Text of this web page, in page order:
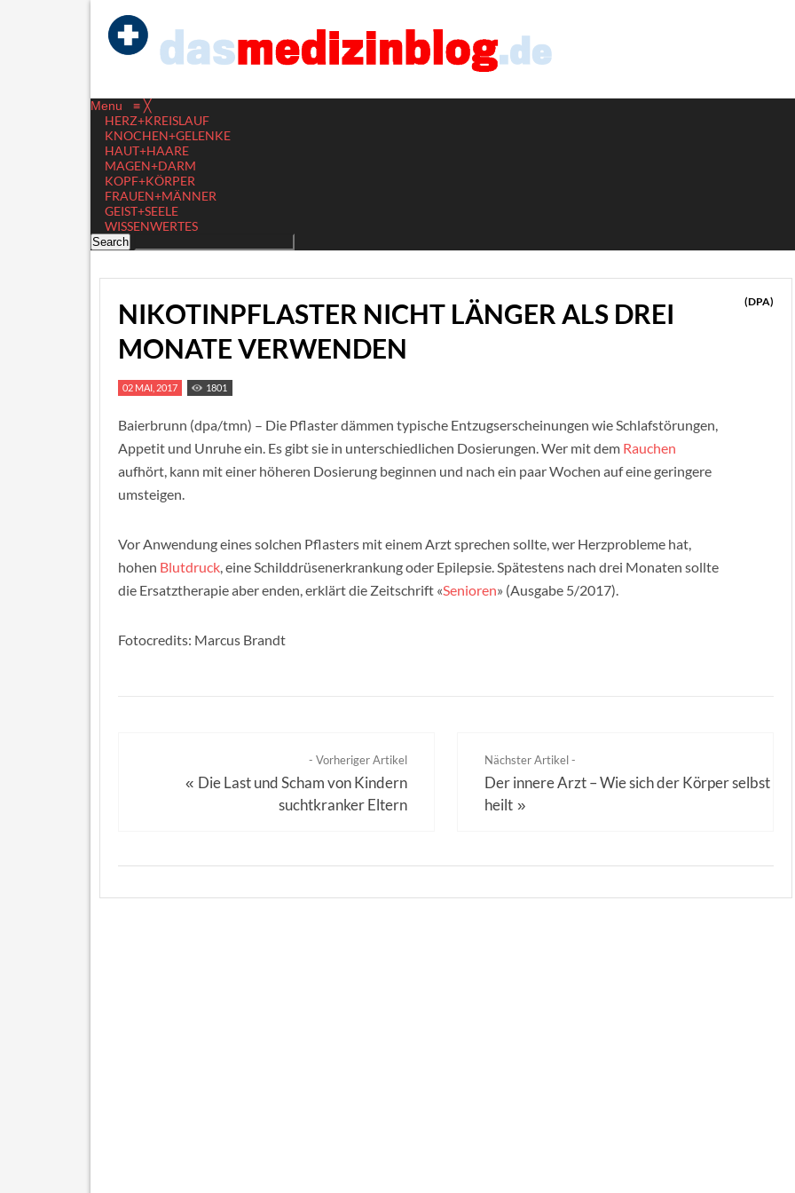
Menu ≡ ╳
HERZ+KREISLAUF
KNOCHEN+GELENKE
HAUT+HAARE
MAGEN+DARM
KOPF+KÖRPER
FRAUEN+MÄNNER
GEIST+SEELE
WISSENWERTES
NIKOTINPFLASTER NICHT LÄNGER ALS DREI
MONATE VERWENDEN
(DPA)
02 MAI, 2017 1801
Baierbrunn (dpa/tmn) – Die Pflaster dämmen typische Entzugserscheinungen wie Schlafstörungen,
Appetit und Unruhe ein. Es gibt sie in unterschiedlichen Dosierungen. Wer mit dem Rauchen
aufhört, kann mit einer höheren Dosierung beginnen und nach ein paar Wochen auf eine geringere
umsteigen.
Vor Anwendung eines solchen Pflasters mit einem Arzt sprechen sollte, wer Herzprobleme hat,
hohen Blutdruck, eine Schilddrüsenerkrankung oder Epilepsie. Spätestens nach drei Monaten sollte
die Ersatztherapie aber enden, erklärt die Zeitschrift «Senioren» (Ausgabe 5/2017).
Fotocredits: Marcus Brandt
- Vorheriger Artikel
« Die Last und Scham von Kindern
suchtkranker Eltern
Nächster Artikel -
Der innere Arzt – Wie sich der Körper selbst
heilt »